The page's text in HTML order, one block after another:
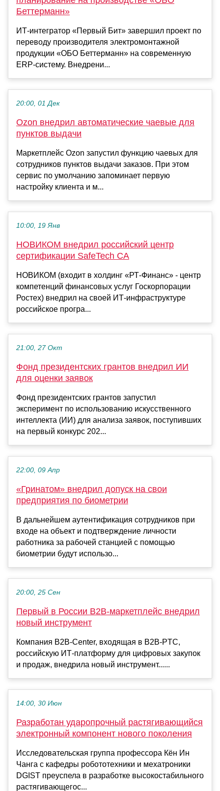
Беттерманн»
ИТ-интегратор «Первый Бит» завершил проект по
переводу производителя электромонтажной
продукции «ОБО Беттерманн» на современную
ERP-систему. Внедрени...
20:00, 01 Дек
Ozon внедрил автоматические чаевые для
пунктов выдачи
Маркетплейс Ozon запустил функцию чаевых для
сотрудников пунктов выдачи заказов. При этом
сервис по умолчанию запоминает первую
настройку клиента и м...
10:00, 19 Янв
НОВИКОМ внедрил российский центр
сертификации SafeTech CA
НОВИКОМ (входит в холдинг «РТ-Финанс» - центр
компетенций финансовых услуг Госкорпорации
Ростех) внедрил на своей ИТ-инфраструктуре
российское програ...
21:00, 27 Окт
Фонд президентских грантов внедрил ИИ
для оценки заявок
Фонд президентских грантов запустил
эксперимент по использованию искусственного
интеллекта (ИИ) для анализа заявок, поступивших
на первый конкурс 202...
22:00, 09 Апр
«Гринатом» внедрил допуск на свои
предприятия по биометрии
В дальнейшем аутентификация сотрудников при
входе на объект и подтверждение личности
работника за рабочей станцией с помощью
биометрии будут использо...
20:00, 25 Сен
Первый в России B2B-маркетплейс внедрил
новый инструмент
Компания B2B-Center, входящая в B2B-PTC,
российскую ИТ-платформу для цифровых закупок
и продаж, внедрила новый инструмент......
14:00, 30 Июн
Разработан ударопрочный растягивающийся
электронный компонент нового поколения
Исследовательская группа профессора Кён Ин
Чанга с кафедры робототехники и мехатроники
DGIST преуспела в разработке высокостабильного
растягивающегос...